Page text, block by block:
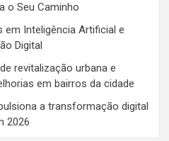
o Seu Caminho
em Inteligência Artificial e
Digital
revitalização urbana e
em bairros da cidade
a transformação digital
2026